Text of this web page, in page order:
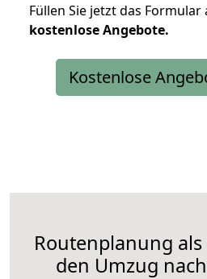
Füllen Sie jetzt das
kostenloseAngebote.
Kostenlose
Routenplanung
den Umzug